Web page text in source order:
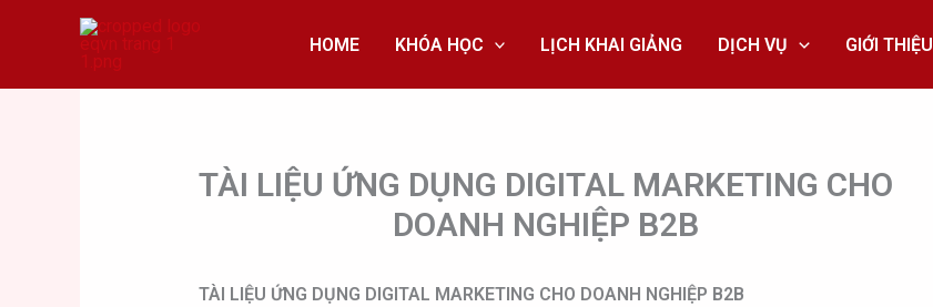
HOME KHÓA HỌC LỊCH KHAI GIẢNG DỊCH VỤ GIỚI THIỆU
TÀI LIỆU ỨNG DỤNG DIGITAL MARKETING CHO
DOANH NGHIỆP B2B
TÀI LIỆU ỨNG DỤNG DIGITAL MARKETING CHO DOANH NGHIỆP B2B